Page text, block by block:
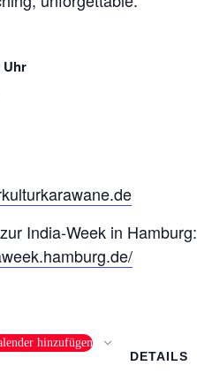
Uhr
India-Week in Hamburg:
hinzufügen
DETAILS